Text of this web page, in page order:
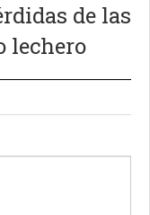
de las
lechero